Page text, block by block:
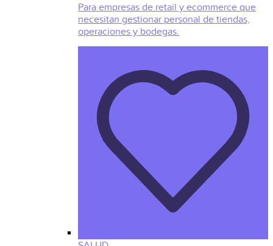
Para empresas de retail y ecommerce que
necesitan gestionar personal de tiendas,
operaciones y bodegas.